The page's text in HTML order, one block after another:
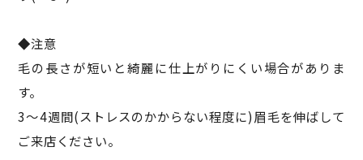
◆注意
毛の長さが短いと綺麗に仕上がりにくい場合がありま
す。
3～4週間(ストレスのかからない程度に)眉毛を伸ばして
ご来店ください。